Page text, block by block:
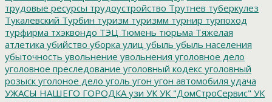
трудовые ресурсы трудоустройство Трутнев туберкулез
Тукалевский Турбин туризм туризмм турнир турпоход
турфирма тхэквондо ТЭЦ Тюмень тюрьма Тяжелая
атлетика убийство уборка улиц убыль убыль населения
убыточность увольнение увольнения уголовное дело
уголовное преследование уголовный кодекс уголовный
розыск уголоное дело уголь угон угон автомобиля удача
УЖАСЫ НАШЕГО ГОРОДКА узи УК УК "ДомСтроСервис" УК